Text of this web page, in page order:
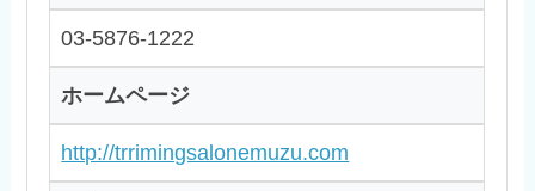
03-5876-1222
ホームページ
http://trrimingsalonemuzu.com